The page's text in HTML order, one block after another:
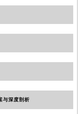
与深度剖析